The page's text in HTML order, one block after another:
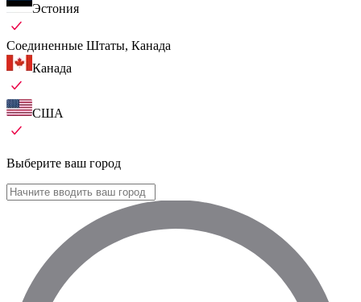
Эстония
Соединенные Штаты, Канада
Канада
США
Выберите ваш город